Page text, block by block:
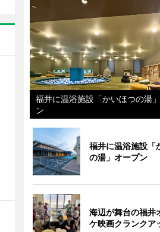
福井に温浴施設「かいほつの湯
ン
福井に温浴施設「
の湯」オープン
海辺が舞台の福井
ケ映画クランクア